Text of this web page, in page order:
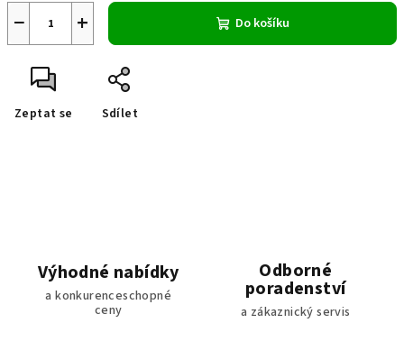
+
− Do košíku
Zeptat se Sdílet
Výhodné nabídky
a konkurenceschopné
ceny
Odborné
poradenství
a zákaznický servis